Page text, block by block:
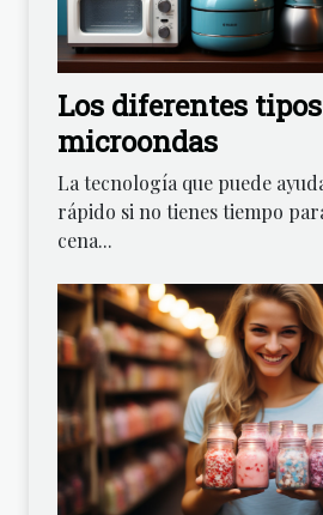
Los diferentes
microondas
La tecnología que puede
rápido si no tienes tiempo
cena...